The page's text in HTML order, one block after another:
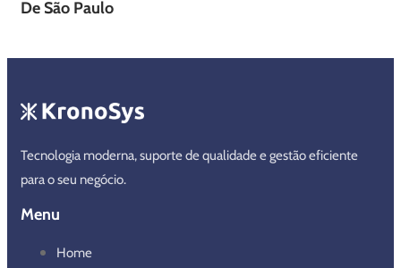
De São Paulo
Tecnologia moderna, suporte de qualidade e gestão eficiente
para o seu negócio.
Menu
Home